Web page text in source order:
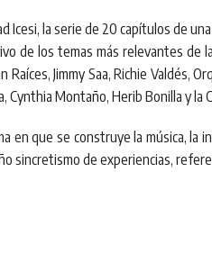
la serie de 20 capítulos de
de los temas más relevantes de
Jimmy Saa, Richie Valdés,
Cynthia Montaño, Herib Bonilla y la
en que se construye la música,
sincretismo de experiencias,